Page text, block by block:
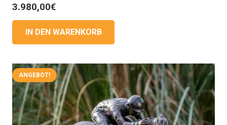
3.980,00€
IN DEN WARENKORB
ANGEBOT!